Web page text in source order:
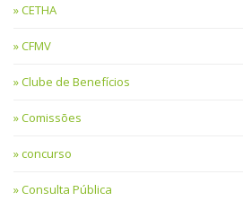
CETHA
CFMV
Clube de Benefícios
Comissões
concurso
Consulta Pública